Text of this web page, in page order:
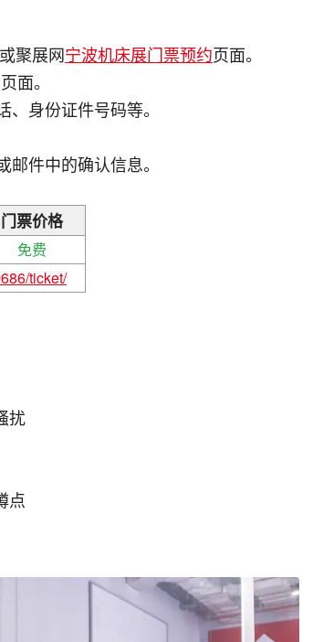
聚展网宁波机床展门票预约页面。
面。
身份证件号码等。
件中的确认信息。
门票价格
免费
ticket/
扰
点